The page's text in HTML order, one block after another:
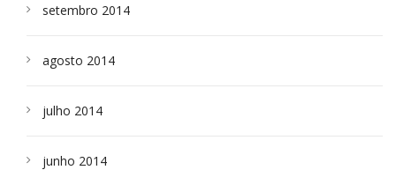
setembro 2014
agosto 2014
julho 2014
junho 2014